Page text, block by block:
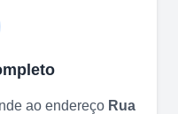
ao endereço Rua